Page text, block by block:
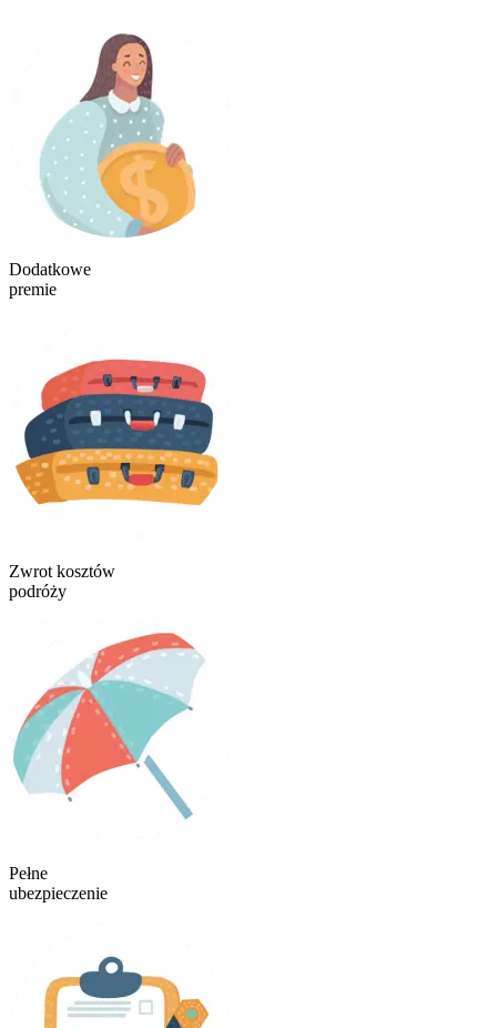
Dodatkowe
premie
Zwrot kosztów
podróży
Pełne
ubezpieczenie